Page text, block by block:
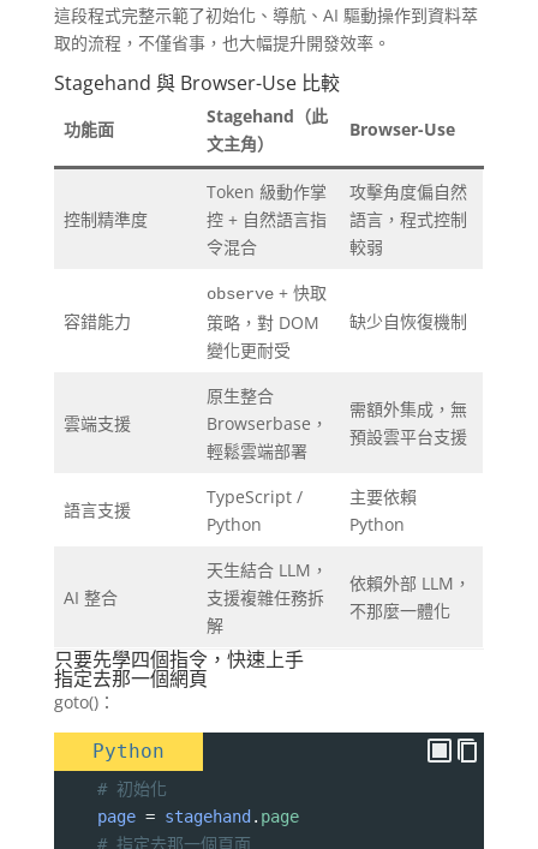
這段程式完整示範了初始化、導航、AI 驅動操作到資料萃
取的流程，不僅省事，也大幅提升開發效率。
Stagehand 與 Browser-Use 比較
功能面
Stagehand（此
文主角）
Browser-Use
控制精準度
Token 級動作掌
控 + 自然語言指
令混合
攻擊角度偏自然
語言，程式控制
較弱
容錯能力
observe+ 快取
策略，對 DOM
變化更耐受
缺少自恢復機制
雲端支援
原生整合
Browserbase，
輕鬆雲端部署
需額外集成，無
預設雲平台支援
語言支援
TypeScript /
Python
主要依賴
Python
AI 整合
天生結合 LLM，
支援複雜任務拆
解
依賴外部 LLM，
不那麼一體化
只要先學四個指令，快速上手
指定去那一個網頁
goto()：
Python
# 初始化
page = stagehand . page
# 指定去那一個頁面